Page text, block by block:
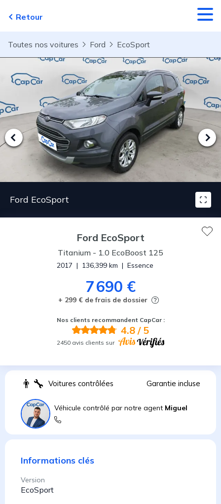
Retour
Toutes nos voitures Ford EcoSport
Ford EcoSport
Ford EcoSport
Titanium - 1.0 EcoBoost 125
2017 | 136,399km | Essence
7 690 €
+ 299 € de frais de dossier
Nos clients recommandent CapCar :
4.8/ 5
2450 avis clients sur
👨 Voitures contrôlées Garantie incluse
Véhicule contrôlé par notre agent Miguel
Informations clés
Version
EcoSport